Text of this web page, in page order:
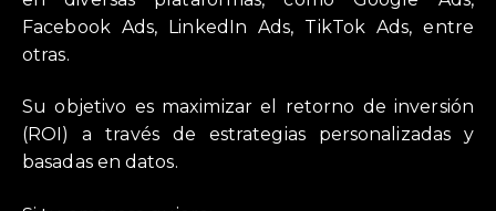
Facebook Ads, LinkedIn Ads, TikTok Ads, entre
otras.
Su objetivo es maximizar el retorno de inversión
(ROI) a través de estrategias personalizadas y
basadas en datos.